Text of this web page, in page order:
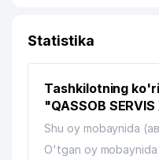
Statistika
Tashkilotning
"QASSOB
Shu oy mobaynida
O'tgan oy mobaynida